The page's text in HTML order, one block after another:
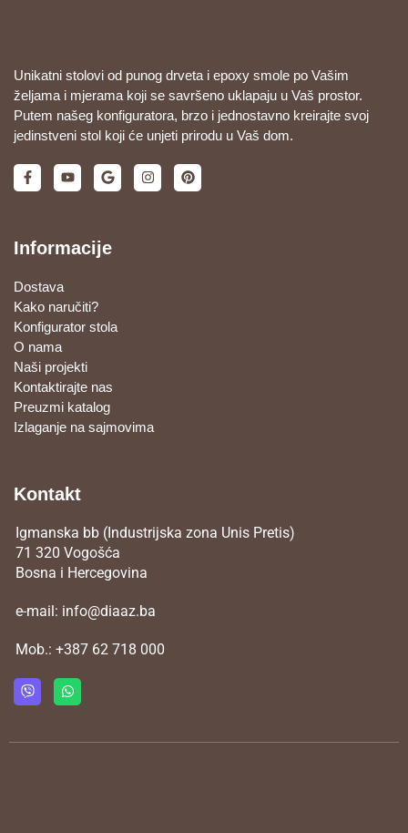
Unikatni stolovi od punog drveta i epoxy smole po Vašim
željama i mjerama koji se savršeno uklapaju u Vaš prostor.
Putem našeg konfiguratora, brzo i jednostavno kreirajte svoj
jedinstveni stol koji će unjeti prirodu u Vaš dom.
Informacije
Dostava
Kako naručiti?
Konfigurator stola
O nama
Naši projekti
Kontaktirajte nas
Preuzmi katalog
Izlaganje na sajmovima
Kontakt
Igmanska bb (Industrijska zona Unis Pretis)
71 320 Vogošća
Bosna i Hercegovina
e-mail: info@diaaz.ba
Mob.: +387 62 718 000